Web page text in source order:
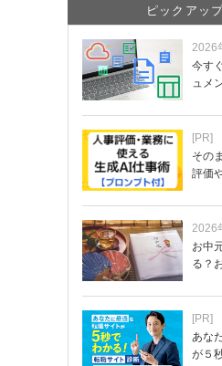
ピックアッ
2026
今す
ュメ
[PR]
その
評価
2026
お中
る？
[PR]
あな
が５